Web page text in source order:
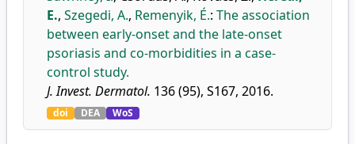
E., Szegedi, A., Remenyik, É.: The association
between early-onset and the late-onset
psoriasis and co-morbidities in a case-
control study.
J. Invest. Dermatol. 136 (95), S167, 2016.
doi DEA WoS